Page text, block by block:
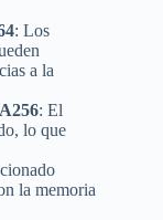
: Los
a la
: El
lo que
la memoria